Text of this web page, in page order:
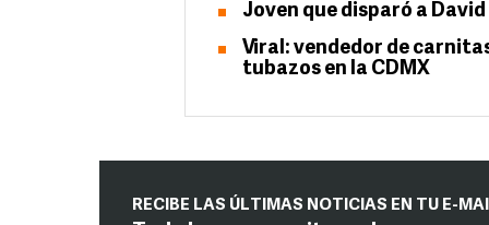
Joven que disparó a
Viral: vendedor de
tubazos en la CDMX
RECIBE LAS ÚLTIMAS NOTICIAS EN TU E-